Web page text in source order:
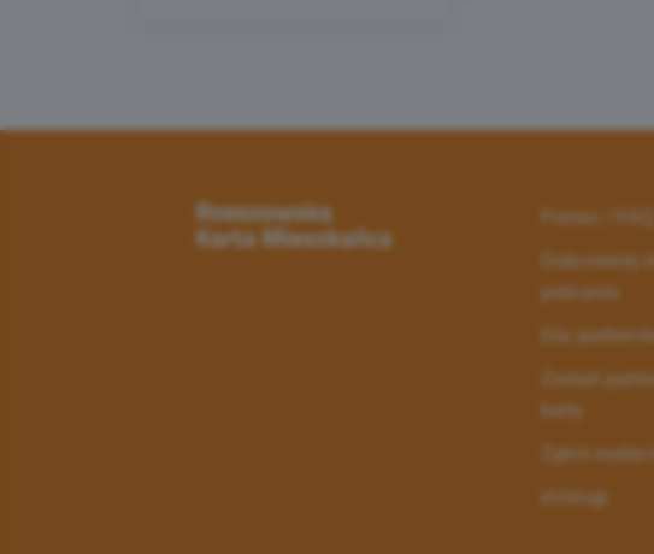
Pomoc / FAQ
Dokumenty
pobrania
Dla
Zostań
karty
Zgłoś
eUsługi